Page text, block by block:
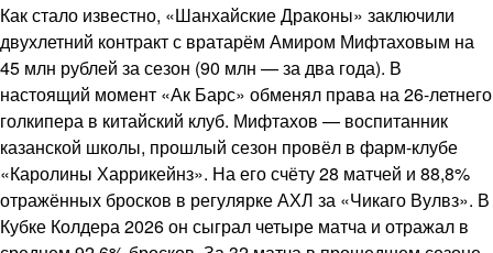
Как стало известно, «Шанхайские Драконы» заключили
двухлетний контракт с вратарём Амиром Мифтаховым на
45 млн рублей за сезон (90 млн — за два года). В
настоящий момент «Ак Барс» обменял права на 26-летнего
голкипера в китайский клуб. Мифтахов — воспитанник
казанской школы, прошлый сезон провёл в фарм-клубе
«Каролины Харрикейнз». На его счёту 28 матчей и 88,8%
отражённых бросков в регулярке АХЛ за «Чикаго Вулвз». В
Кубке Колдера 2026 он сыграл четыре матча и отражал в